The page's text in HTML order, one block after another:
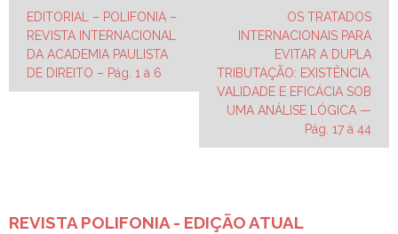
Navegação
de
Post
EDITORIAL – POLIFONIA –
REVISTA INTERNACIONAL
DA ACADEMIA PAULISTA
DE DIREITO – Pág. 1 à 6
OS TRATADOS
INTERNACIONAIS PARA
EVITAR A DUPLA
TRIBUTAÇÃO: EXISTÊNCIA,
VALIDADE E EFICÁCIA SOB
UMA ANÁLISE LÓGICA —
Pág. 17 à 44
REVISTA POLIFONIA - EDIÇÃO ATUAL